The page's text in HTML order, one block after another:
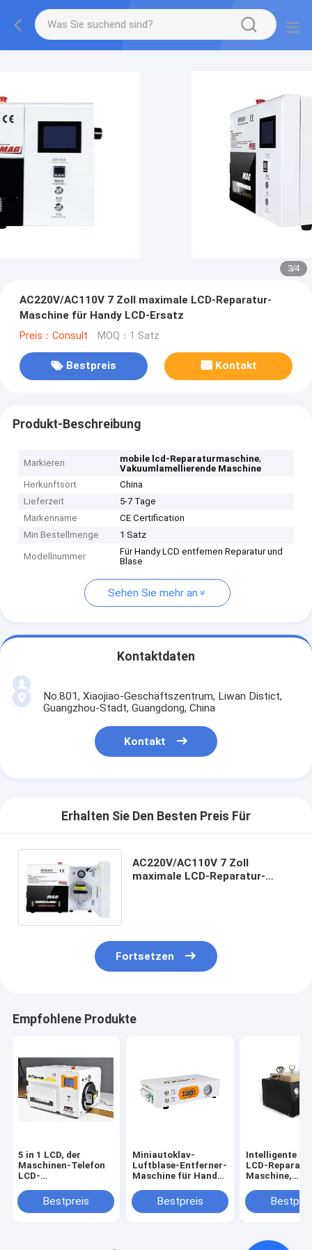
3/4
AC220V/AC110V 7 Zoll maximale LCD-Reparatur-
Maschine für Handy LCD-Ersatz
Preis：Consult MOQ：1 Satz
Bestpreis Kontakt
Produkt-Beschreibung
Markieren mobile lcd-Reparaturmaschine,
Vakuumlamellierende Maschine
Herkunftsort
China
Lieferzeit
5-7 Tage
Markenname
CE Certification
Min Bestellmenge
1 Satz
Modellnummer
Für Handy LCD entfernen Reparatur und
Blase
Sehen Sie mehr an
Kontaktdaten
No.801, Xiaojiao-Geschäftszentrum, Liwan Distict,
Guangzhou-Stadt, Guangdong, China
Kontakt
Erhalten Sie Den Besten Preis Für
AC220V/AC110V 7 Zoll
maximale LCD-Reparatur-
Fortsetzen
Empfohlene Produkte
5 in 1 LCD, der
Maschinen-Telefon
LCD-
überholtBestpreis
Miniautoklav-
Luftblase-Entferner-
Maschine für Handy-
Bestpreis
Intelligente
LCD-
Maschine,
Maschine